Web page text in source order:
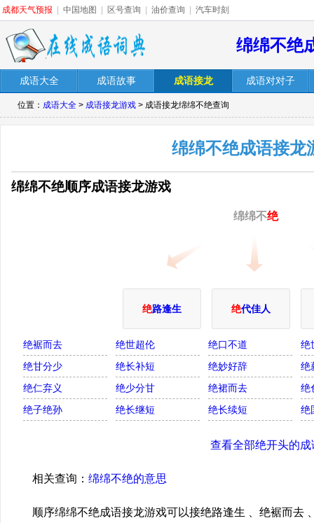
成都天气预报 中国地图 区号查询 油价查询 汽车时刻
绵绵不绝
成语大全 成语故事 成语接龙 成语对对子
位置： 成语大全 > 成语接龙游戏 > 成语接龙绵绵不绝查询
绵绵不绝成语接龙
绵绵不绝顺序成语接龙游戏
绵绵不绝
绝路逢生 绝代佳人
绝裾而去 绝世超伦 绝口不道
绝
绝甘分少
绝长补短 绝妙好辞
绝
绝仁弃义
绝少分甘 绝裙而去
绝
绝子绝孙
绝长继短 绝长续短 绝
查看全部绝开头的成
相关查询： 绵绵不绝的意思
顺序绵绵不绝成语接龙游戏可以接绝路逢生 、绝裾而去